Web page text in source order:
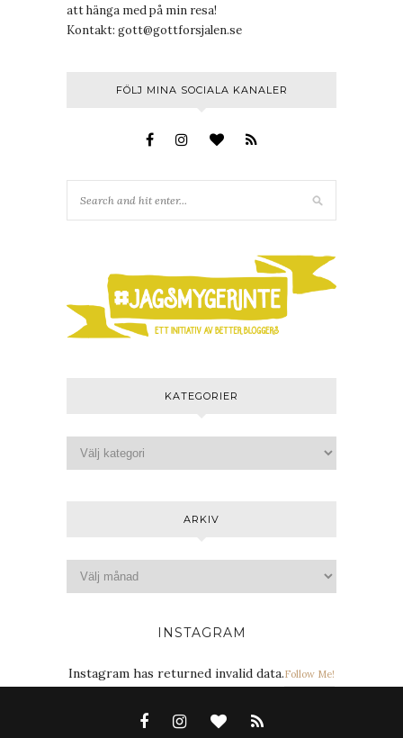
att hänga med på min resa!
Kontakt: gott@gottforsjalen.se
FÖLJ MINA SOCIALA KANALER
KATEGORIER
ARKIV
INSTAGRAM
Instagram has returned invalid data.Follow Me!